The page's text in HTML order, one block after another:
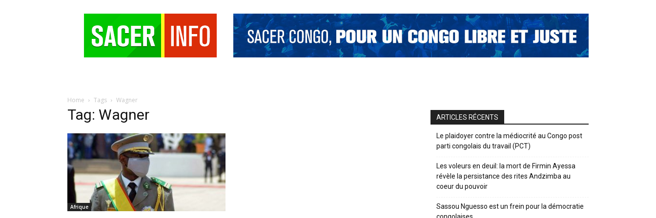
Home Tags Wagner
Tag: Wagner
Afrique
ARTICLES RÉCENTS
Le plaidoyer contre la médiocrité au Congo post
parti congolais du travail (PCT)
Les voleurs en deuil: la mort de Firmin Ayessa
révèle la persistance des rites Andzimba au
coeur du pouvoir
Sassou Nguesso est un frein pour la démocratie